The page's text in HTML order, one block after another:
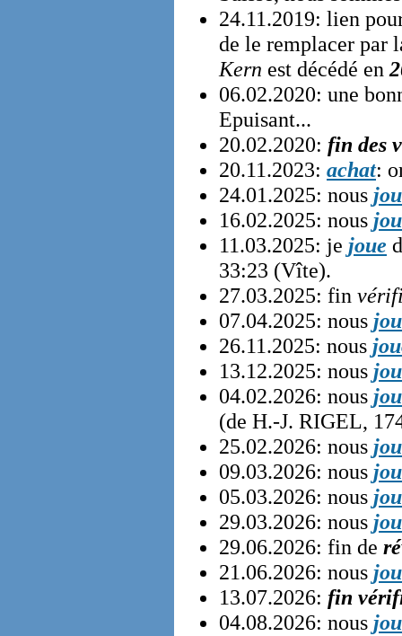
24.11.2019: lien
de le remplacer par
Kern est décédé en
06.02.2020: une
Epuisant...
20.02.2020: fin des
20.11.2023: achat:
24.01.2025: nous
16.02.2025: nous
11.03.2025: je joue
33:23 (Vîte).
27.03.2025: fin
07.04.2025: nous
26.11.2025: nous
13.12.2025: nous
04.02.2026: nous
(de H.-J. RIGEL,
25.02.2026: nous
09.03.2026: nous
05.03.2026: nous
29.03.2026: nous
29.06.2026: fin de
21.06.2026: nous
13.07.2026: fin
04.08.2026: nous